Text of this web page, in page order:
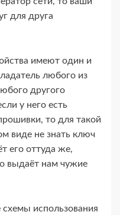
для друга
имеют один и
любого из
другого
у него есть
то для такой
виде не знать ключ
его оттуда же,
выдаёт нам чужие
схемы использования